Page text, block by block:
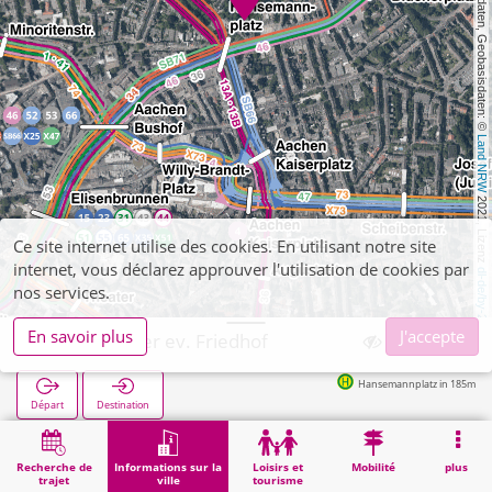
, Kartendaten, Geobasisdaten: ©
Land NRW
2021, Lizenz
dl-de/by-2-0
Recherche de
trajet
Informations sur la
ville
Loisirs et
tourisme
Mobilité plus
Aachen, alter ev. Friedhof
Départ Destination
Hansemannplatz in 185m
Démarrage Informations sur la ville Aachen, alter ev. Friedhof
Ce site internet utilise des cookies. En utilisant notre site
internet, vous déclarez approuver l'utilisation de cookies par
nos services.
En savoir plus
J'accepte